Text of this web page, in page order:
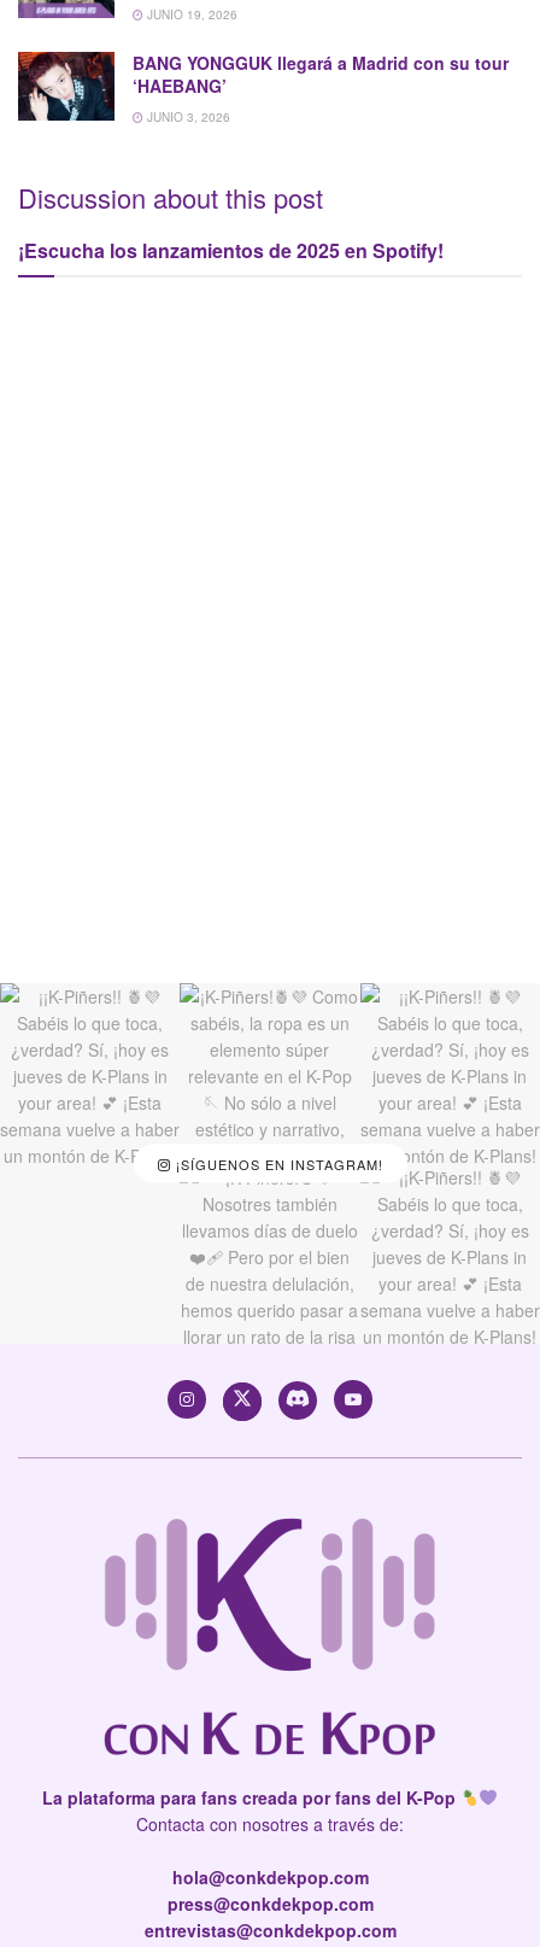
JUNIO 19, 2026
BANG YONGGUK llegará a Madrid con su tour
‘HAEBANG’
JUNIO 3, 2026
Discussion about this post
¡Escucha los lanzamientos de 2025 en Spotify!
¡SÍGUENOS EN INSTAGRAM!
La plataforma para fans creada por fans del K-Pop
Contacta con nosotres a través de:
hola@conkdekpop.com
press@conkdekpop.com
entrevistas@conkdekpop.com